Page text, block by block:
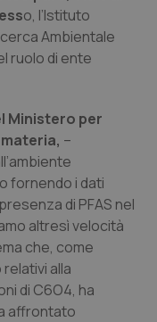
Ulcerosa
o, l’Istituto
Ambientale
ruolo di ente
Ministero per
–
fornendo i dati
di PFAS nel
altresì velocità
che, come
alla
di C6O4, ha
affrontato